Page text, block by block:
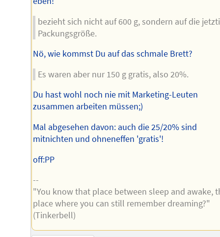
bezieht sich nicht auf 600 g, sondern auf die
Packungsgröße.
Nö, wie kommst Du auf das schmale Brett?
Es waren aber nur 150 g gratis, also 20%.
Du hast wohl noch nie mit Marketing-Leuten
zusammen arbeiten müssen;)
Mal abgesehen davon: auch die 25/20% sind
mitnichten und ohneneffen 'gratis'!
off:PP
--
"You know that place between sleep and awake,
place where you can still remember dreaming?"
(Tinkerbell)